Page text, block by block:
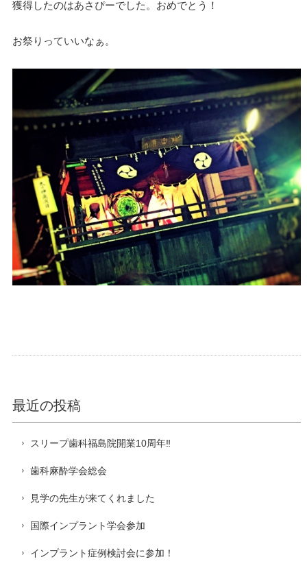
獲得したのはあさぴーでした。おめでとう！
お祭りっていいなぁ。
最近の投稿
スリープ歯科福島院開業10周年‼️
歯科麻酔学会総会
見学の先生が来てくれました
国際インプラント学会参加
インプラント症例検討会に参加！